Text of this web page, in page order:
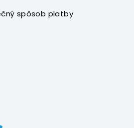
spôsob platby